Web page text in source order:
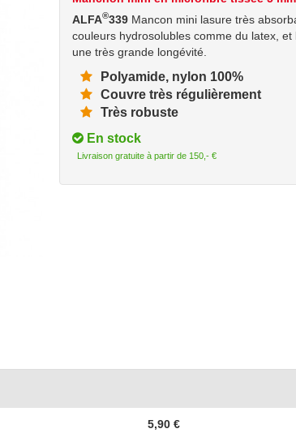
ALFA®339 Mancon mini lasure très
couleurs hydrosolubles comme du latex,
une très grande longévité.
Polyamide, nylon 100%
Couvre très régulièrement
Très robuste
En stock
Livraison gratuite à partir de 150,- €
5,90 €